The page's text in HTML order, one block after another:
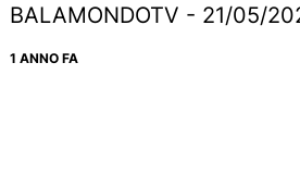
BALAMONDOTV - 21/05/
1 ANNO FA